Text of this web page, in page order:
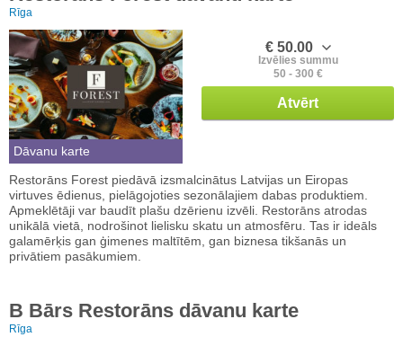
Rīga
Dāvanu karte
€ 50.00
Izvēlies summu
50 - 300 €
Atvērt
Restorāns Forest piedāvā izsmalcinātus Latvijas un Eiropas
virtuves ēdienus, pielāgojoties sezonālajiem dabas produktiem.
Apmeklētāji var baudīt plašu dzērienu izvēli. Restorāns atrodas
unikālā vietā, nodrošinot lielisku skatu un atmosfēru. Tas ir ideāls
galamērķis gan ģimenes maltītēm, gan biznesa tikšanās un
privātiem pasākumiem.
B Bārs Restorāns dāvanu karte
Rīga